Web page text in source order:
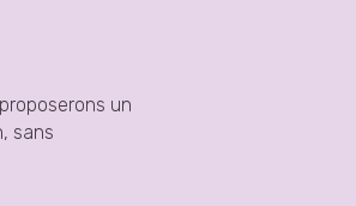
un
sans